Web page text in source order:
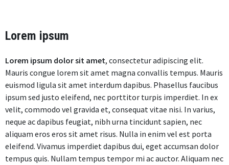
Lorem ipsum
Lorem ipsum dolor sit amet, consectetur adipiscing elit.
Mauris congue lorem sit amet magna convallis tempus. Mauris
euismod ligula sit amet interdum dapibus. Phasellus faucibus
ipsum sed justo eleifend, nec porttitor turpis imperdiet. In ex
velit, commodo vel gravida et, consequat vitae nisi. In varius,
neque ac dapibus feugiat, nibh urna tincidunt sapien, nec
aliquam eros eros sit amet risus. Nulla in enim vel est porta
eleifend. Vivamus imperdiet dapibus dui, eget accumsan dolor
tempus quis. Nullam tempus tempor mi ac auctor. Aliquam nec